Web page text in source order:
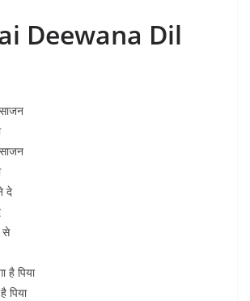
Deewana Dil
दे
से
है पिया
पिया